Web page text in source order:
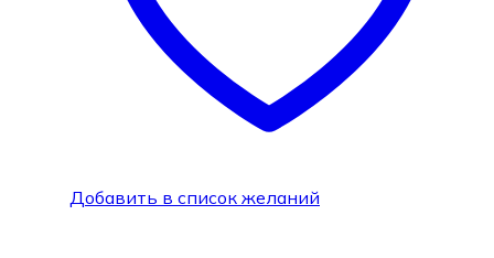
Добавить в список желаний